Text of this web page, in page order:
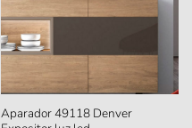
Aparador 49118 Denver